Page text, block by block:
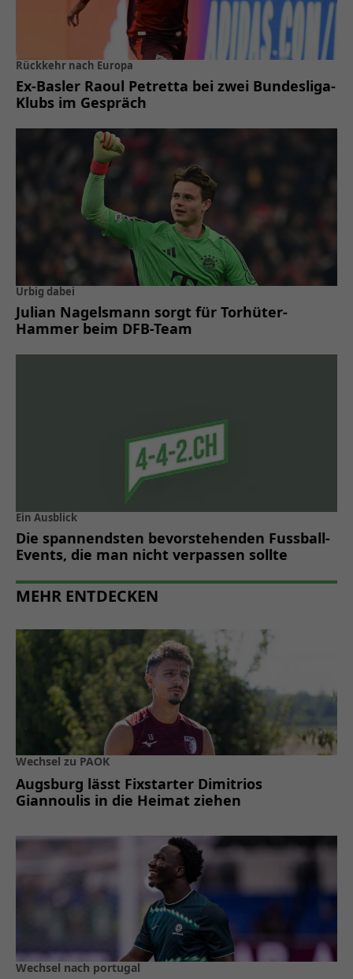
Rückkehr nach Europa
Ex-Basler Raoul Petretta bei zwei Bundesliga-
Klubs im Gespräch
Urbig dabei
Julian Nagelsmann sorgt für Torhüter-
Hammer beim DFB-Team
Ein Ausblick
Die spannendsten bevorstehenden Fussball-
Events, die man nicht verpassen sollte
MEHR ENTDECKEN
Wechsel zu PAOK
Augsburg lässt Fixstarter Dimitrios
Giannoulis in die Heimat ziehen
Wechsel nach portugal